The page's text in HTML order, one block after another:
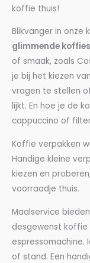
koffie thuis!
Blikvanger in onze
glimmende
of smaak, zoals
je bij het kiezen
vragen te stellen
lijkt. En hoe je de
cappuccino of
Koffie verpakken
Handige kleine
kiezen en
voorraadje thuis.
Maalservice
desgewenst
espressomachine.
of stand. Een